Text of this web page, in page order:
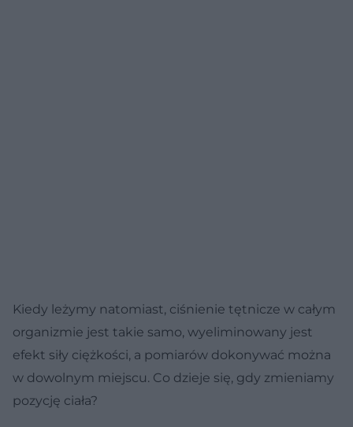
Kiedy leżymy natomiast, ciśnienie tętnicze w całym
organizmie jest takie samo, wyeliminowany jest
efekt siły ciężkości, a pomiarów dokonywać można
w dowolnym miejscu. Co dzieje się, gdy zmieniamy
pozycję ciała?